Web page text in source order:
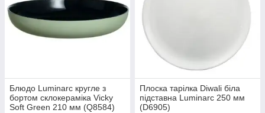
Блюдо Luminarc кругле з
бортом склокераміка Vicky
Soft Green 210 мм (Q8584)
Плоска тарілка Diwali біла
підставна Luminarc 250 мм
(D6905)